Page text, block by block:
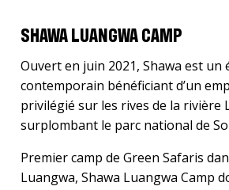
SHAWA LUANGWA CAMP
Ouvert en juin 2021, Shawa est un
contemporain bénéficiant d’un
privilégié sur les rives de la rivière
surplombant le parc national de
Premier camp de Green Safaris
Luangwa, Shawa Luangwa Camp